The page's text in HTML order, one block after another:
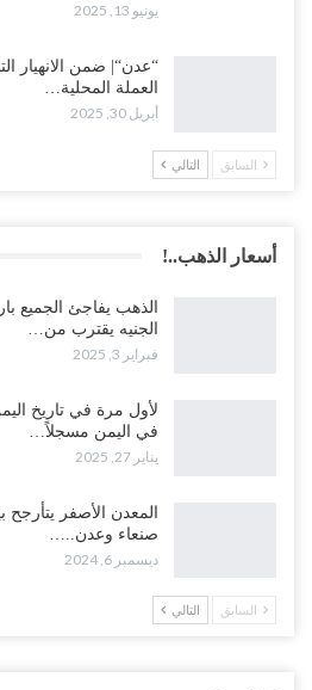
يونيو 13, 2025
“عدن“| ضمن الانهيار
العملة المحلية…
أبريل 30, 2025
السابق التالي
أسعار الذهب..!
الذهب يفاجئ الجميع
الجنيه يقترب من…
فبراير 3, 2025
لأول مرة في تاريخ
في اليمن مسجلاً…
يناير 27, 2025
المعدن الأصفر يتأرجح
صنعاء وعدن..…
ديسمبر 6, 2024
السابق التالي